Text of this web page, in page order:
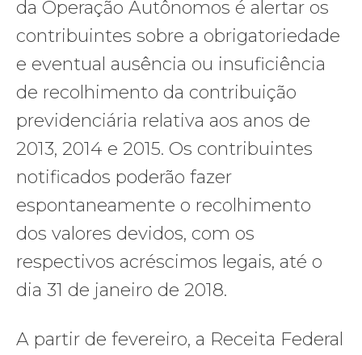
da Operação Autônomos é alertar os
contribuintes sobre a obrigatoriedade
e eventual ausência ou insuficiência
de recolhimento da contribuição
previdenciária relativa aos anos de
2013, 2014 e 2015. Os contribuintes
notificados poderão fazer
espontaneamente o recolhimento
dos valores devidos, com os
respectivos acréscimos legais, até o
dia 31 de janeiro de 2018.
A partir de fevereiro, a Receita Federal